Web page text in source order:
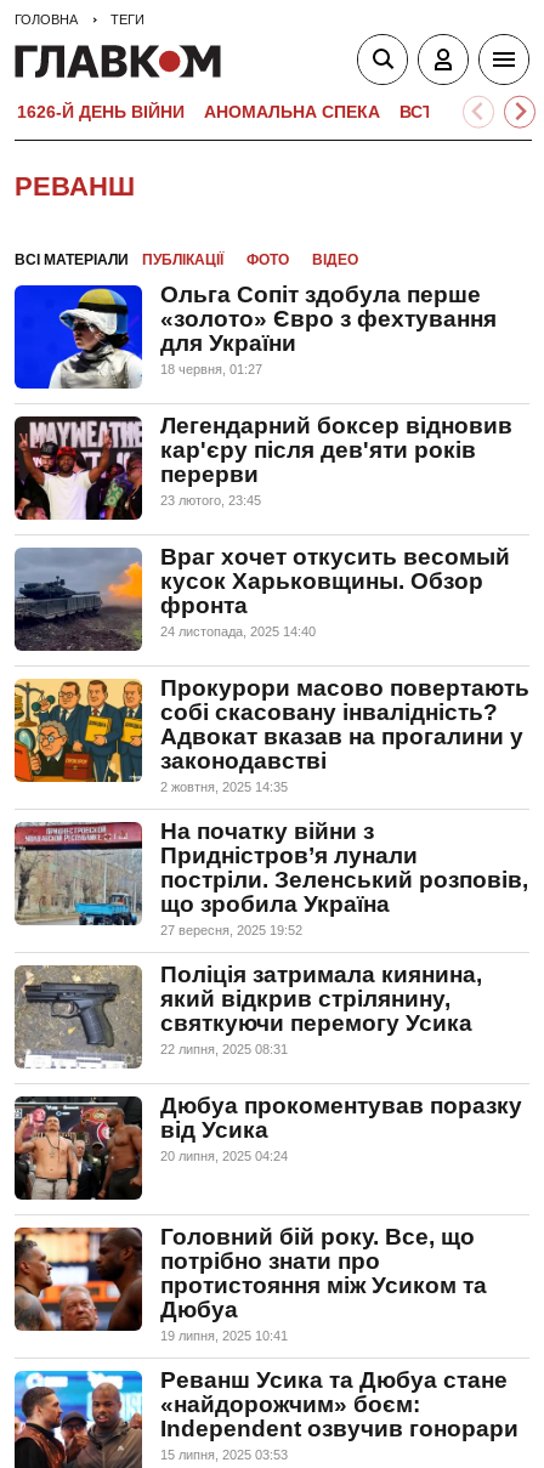
ГОЛОВНА ТЕГИ
1626-Й ДЕНЬ ВІЙНИ АНОМАЛЬНА СПЕКА ВСТУПНА
РЕВАНШ
ВСІ МАТЕРІАЛИ ПУБЛІКАЦІЇ ФОТО ВІДЕО
Ольга Сопіт здобула перше
«золото» Євро з фехтування
для України
18 червня, 01:27
Легендарний боксер відновив
кар'єру після дев'яти років
перерви
23 лютого, 23:45
Враг хочет откусить весомый
кусок Харьковщины. Обзор
фронта
24 листопада, 2025 14:40
Прокурори масово повертають
собі скасовану інвалідність?
Адвокат вказав на прогалини у
законодавстві
2 жовтня, 2025 14:35
На початку війни з
Придністров’я лунали
постріли. Зеленський розповів,
що зробила Україна
27 вересня, 2025 19:52
Поліція затримала киянина,
який відкрив стрілянину,
святкуючи перемогу Усика
22 липня, 2025 08:31
Дюбуа прокоментував поразку
від Усика
20 липня, 2025 04:24
Головний бій року. Все, що
потрібно знати про
протистояння між Усиком та
Дюбуа
19 липня, 2025 10:41
Реванш Усика та Дюбуа стане
«найдорожчим» боєм:
Independent озвучив гонорари
15 липня, 2025 03:53